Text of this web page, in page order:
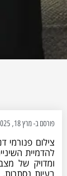
פורסם ב-מרץ 18, 2025
צילום פנורמי
להדמיית
ומדויק של
בעיות